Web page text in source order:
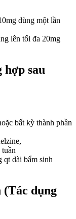
dùng một lần
lên tối đa 20mg
sau
bất kỳ thành phần
qt dài bẩm sinh
(Tác dụng